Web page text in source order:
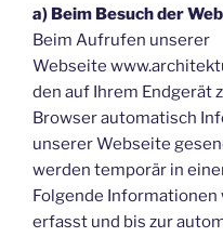
a) Beim Besuch der
Beim Aufrufen unserer
Webseite
den auf Ihrem Endgerät
Browser automatisch
unserer Webseite
werden temporär in
Folgende Informationen
erfasst und bis zur